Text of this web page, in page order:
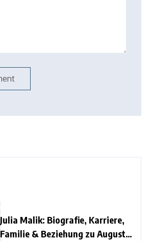
Julia Malik: Biografie, Karriere,
Familie & Beziehung zu August